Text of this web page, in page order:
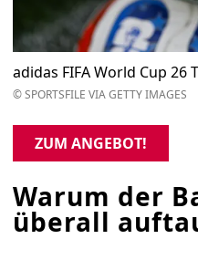
adidas FIFA World Cup 26
© SPORTSFILE VIA GETTY IMAGES
ZUM ANGEBOT!
Warum der
überall